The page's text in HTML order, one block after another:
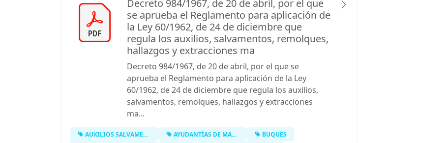
Decreto 984/1967, de 20 de abril, por el que
se aprueba el Reglamento para aplicación de
la Ley 60/1962, de 24 de diciembre que
regula los auxilios, salvamentos, remolques,
hallazgos y extracciones ma
Decreto 984/1967, de 20 de abril, por el que se
aprueba el Reglamento para aplicación de la Ley
60/1962, de 24 de diciembre que regula los auxilios,
salvamentos, remolques, hallazgos y extracciones
ma...
AUXILIOS SALVAMENTOS REMOLQUES HALL… AYUDANTÍAS DE MARINA
BUQUES